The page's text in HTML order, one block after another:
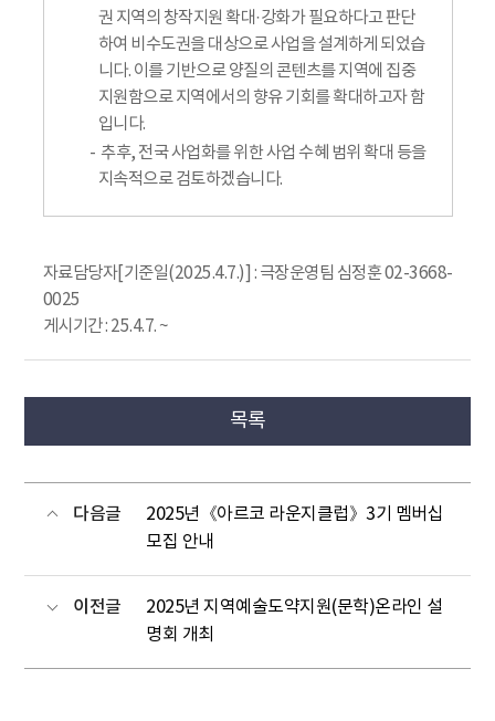
권 지역의 창작지원 확대·강화가 필요하다고 판단
하여 비수도권을 대상으로 사업을 설계하게 되었습
니다. 이를 기반으로 양질의 콘텐츠를 지역에 집중
지원함으로 지역에서의 향유 기회를 확대하고자 함
입니다.
추후, 전국 사업화를 위한 사업 수혜 범위 확대 등을
지속적으로 검토하겠습니다.
자료담당자[기준일(2025.4.7.)] : 극장운영팀 심정훈 02-3668-
0025
게시기간 : 25.4.7. ~
목록
다음글
2025년《아르코 라운지클럽》3기 멤버십
모집 안내
이전글
2025년 지역예술도약지원(문학)온라인 설
명회 개최